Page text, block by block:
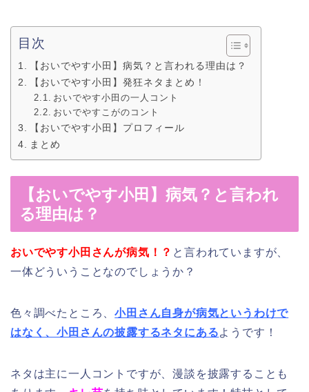
目次
【おいでやす小田】病気？と言われる理由は？
【おいでやす小田】発狂ネタまとめ！
おいでやす小田の一人コント
おいでやすこがのコント
【おいでやす小田】プロフィール
まとめ
【おいでやす小田】病気？と言われ
る理由は？
おいでやす小田さんが病気！？ と言われていますが、
一体どういうことなのでしょうか？
色々調べたところ、小田さん自身が病気というわけで
はなく、小田さんの披露するネタ にあるようです！
ネタは主に一人コントですが、漫談を披露することも